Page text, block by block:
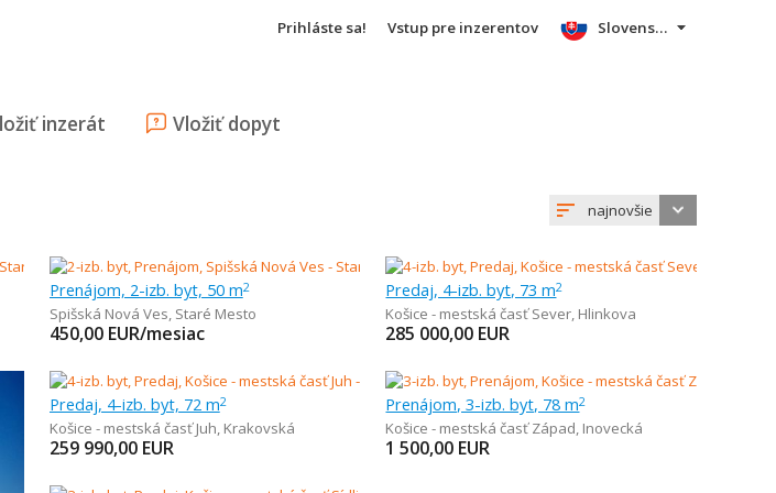
Prihláste sa! Vstup pre inzerentov
inzerát Vložiť dopyt
Slovensky
najnovšie
Prenájom, 2-izb. byt, 50 m2
Spišská Nová Ves, Staré Mesto
450,00 EUR/mesiac
Predaj, 4-izb. byt, 73 m2
Košice - mestská časť Sever, Hlinkova
285 000,00 EUR
Predaj, 4-izb. byt, 72 m2
Košice - mestská časť Juh, Krakovská
259 990,00 EUR
Prenájom, 3-izb. byt, 78 m2
Košice - mestská časť Západ, Inovecká
1 500,00 EUR